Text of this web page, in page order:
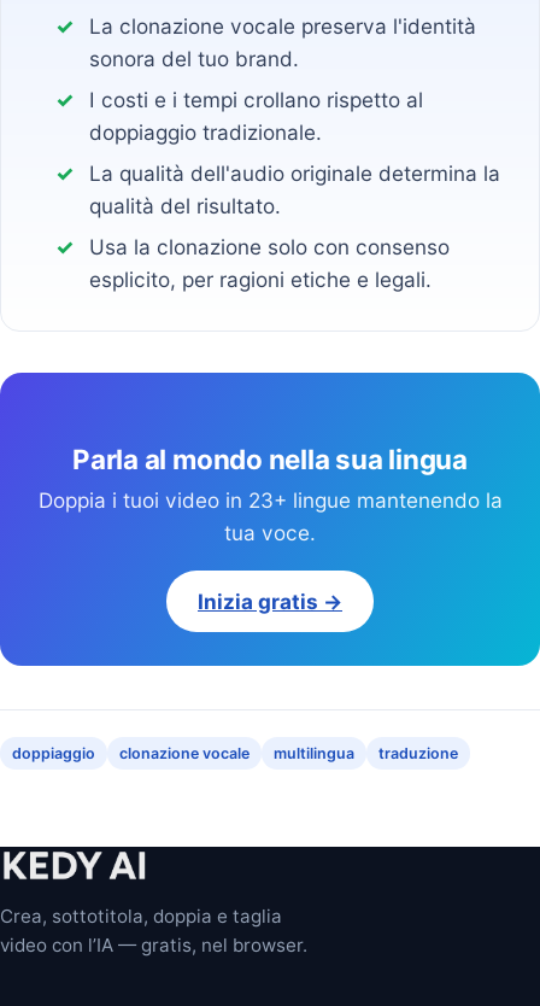
La clonazione vocale preserva l'identità
sonora del tuo brand.
I costi e i tempi crollano rispetto al
doppiaggio tradizionale.
La qualità dell'audio originale determina la
qualità del risultato.
Usa la clonazione solo con consenso
esplicito, per ragioni etiche e legali.
Parla al mondo nella sua lingua
Doppia i tuoi video in 23+ lingue mantenendo la
tua voce.
Inizia gratis →
doppiaggio clonazione vocale multilingua traduzione
Crea, sottotitola, doppia e taglia
video con l’IA — gratis, nel browser.